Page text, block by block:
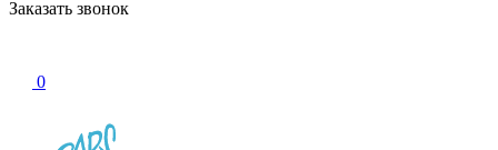
Заказать звонок
0